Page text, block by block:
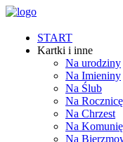
START
Kartki i inne
Na urodziny
Na Imieniny
Na Ślub
Na Rocznicę
Na Chrzest
Na Komunię
Na